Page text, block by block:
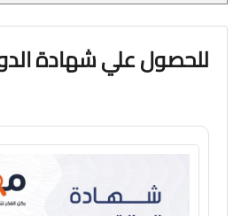
للحصول علي شهادة